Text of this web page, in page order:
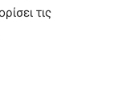
τις